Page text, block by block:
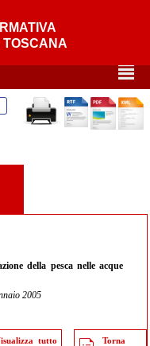
TOSCANA
²
della pesca nelle acque
2005
tutto
Torna